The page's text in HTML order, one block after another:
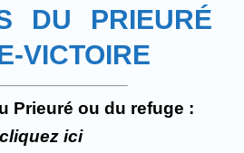
DU PRIEURÉ
VICTOIRE
Prieuré ou du refuge :
cliquez ici